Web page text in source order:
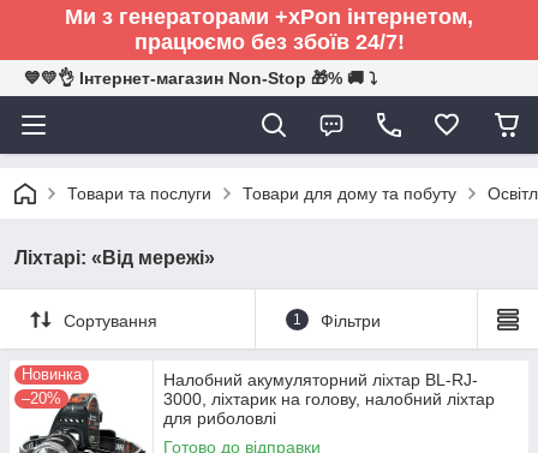
Ми з генераторами +xPon інтернетом,
працюємо без збоїв 24/7!
💙💛👌 Інтернет-магазин Non-Stop 🎁% 🚚 ⤵
Товари та послуги Товари для дому та побуту
Ліхтарі: «Від мережі»
Сортування 1 Фільтри
Новинка
–20%
Налобний акумуляторний ліхтар BL-RJ-
3000, ліхтарик на голову, налобний ліхтар
для риболовлі
Готово до відправки